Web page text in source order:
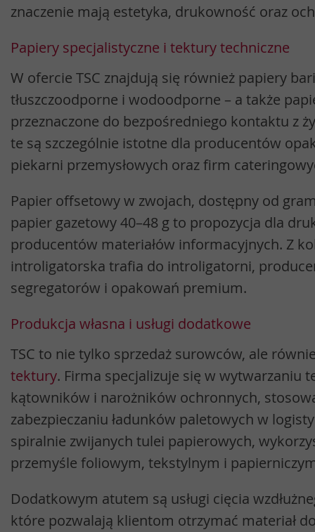
znaczenie mają estetyka, drukowność oraz
Papiery specjalistyczne i tektury techniczne
W ofercie TSC znajdują się również papiery
tłuszczoodporne i wodoodporne – a także
przeznaczone do bezpośredniego kontaktu z
te są szczególnie istotne dla producentów
piekarni przemysłowych oraz firm
Papier offsetowy w zwojach, dostępny od
papier gazetowy 40–48 g to propozycja dla
producentów materiałów informacyjnych. Z
introligatorska trafia do introligatorni,
segregatorów i opakowań premium.
Produkcja własna i usługi dodatkowe
TSC to nie tylko sprzedaż surowców, ale
tektury. Firma specjalizuje się w wytwarzaniu
kątowników i narożników ochronnych,
zabezpieczaniu ładunków paletowych w
spiralnie zwijanych tulei papierowych,
przemyśle foliowym, tekstylnym i
Dodatkowym atutem są usługi cięcia
które pozwalają klientom otrzymać materiał